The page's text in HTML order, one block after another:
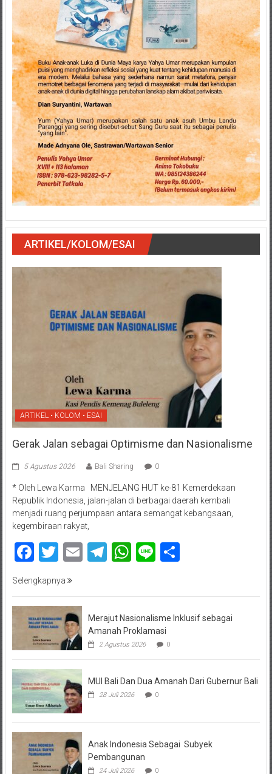
ARTIKEL/KOLOM/ESAI
ARTIKEL • KOLOM • ESAI
Gerak Jalan sebagai Optimisme dan Nasionalisme
5 Agustus 2026 Bali Sharing 0
* Oleh Lewa Karma MENJELANG HUT ke-81 Kemerdekaan
Republik Indonesia, jalan-jalan di berbagai daerah kembali
menjadi ruang perjumpaan antara semangat kebangsaan,
kegembiraan rakyat,
Facebook
Twitter
EmailTelegram
WhatsApp
LineShare
Selengkapnya
Merajut Nasionalisme Inklusif sebagai
Amanah Proklamasi
2 Agustus 2026 0
MUI Bali Dan Dua Amanah Dari Gubernur Bali
28 Juli 2026 0
Anak Indonesia Sebagai Subyek
Pembangunan
24 Juli 2026 0